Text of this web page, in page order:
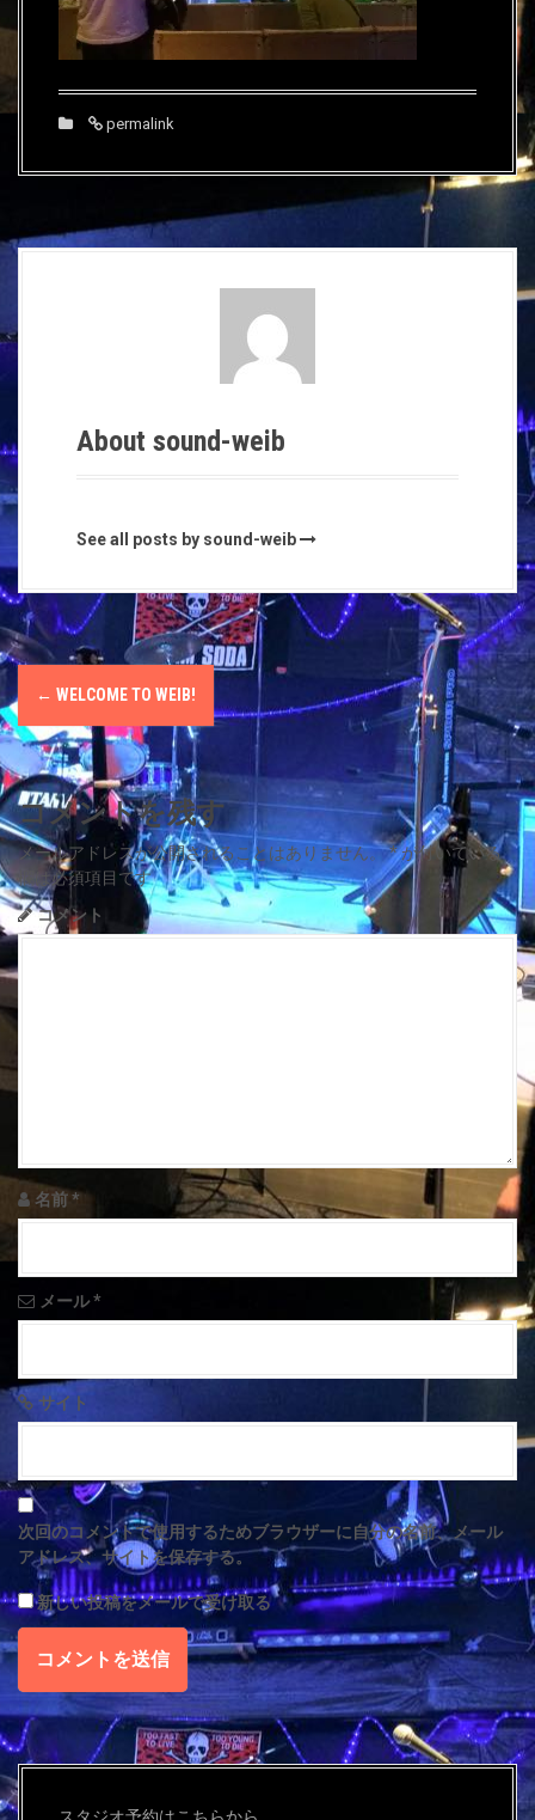
permalink
About sound-weib
See all posts by sound-weib
P
o
s
t
n
a
v
i
g
a
i
n
← WELCOME TO WEIΒ!
コメントを残す
メールアドレスが公開されることはありません。*が付いている
欄は必須項目です
コメント
名前*
メール*
サイト
次回のコメントで使用するためブラウザーに自分の名前、メール
アドレス、サイトを保存する。
新しい投稿をメールで受け取る